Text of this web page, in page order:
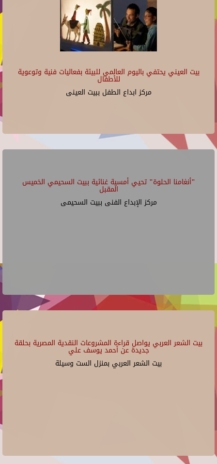
بيت العيني يحتفي باليوم العالمي للبيئة بفعاليات فنية وتوعوية
للأطفال
مركز ابداع الطفل ببيت العينى
"أنغامنا الحلوة" تحيي أمسية غنائية ببيت السحيمي الخميس
المقبل
مركز الإبداع الفنى ببيت السحيمى
بيت الشعر العربي يواصل قراءة المشروعات النقدية المصرية بحلقة
جديدة عن أحمد يوسف علي
بيت الشعر العربي بمنزل الست وسيلة